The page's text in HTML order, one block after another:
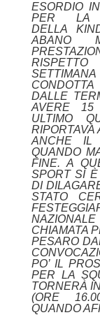
ESORDIO
PER LA
DELLA
ABANO
DALLE
AVERE 15
ULTIMO
RIPORTAVA
ANCHE IL
QUANDO
FINE. A
SPORT SI È
DI
STATO
CHIAMATA
PESARO
PO’ IL
PER LA
TORNERÀ
(ORE
QUANDO